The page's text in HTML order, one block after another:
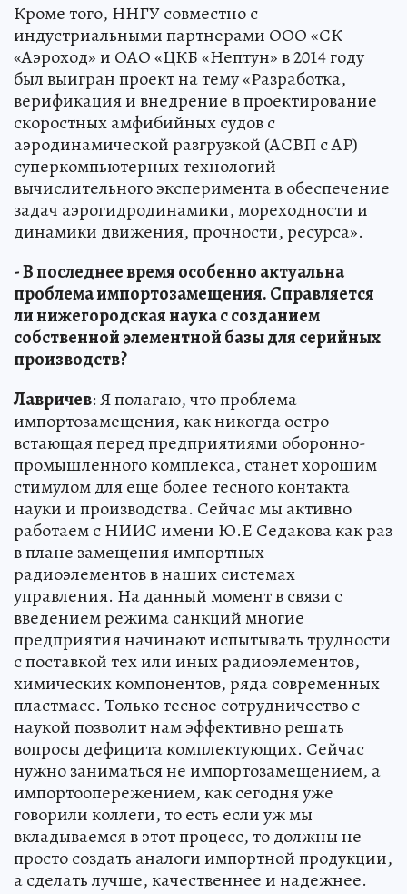
Кроме того, ННГУ совместно с
индустриальными партнерами ООО «СК
«Аэроход» и ОАО «ЦКБ «Нептун» в 2014 году
был выигран проект на тему «Разработка,
верификация и внедрение в проектирование
скоростных амфибийных судов с
аэродинамической разгрузкой (АСВП с АР)
суперкомпьютерных технологий
вычислительного эксперимента в обеспечение
задач аэрогидродинамики, мореходности и
динамики движения, прочности, ресурса».
- В последнее время особенно актуальна
проблема импортозамещения. Справляется
ли нижегородская наука с созданием
собственной элементной базы для серийных
производств?
Лавричев: Я полагаю, что проблема
импортозамещения, как никогда остро
встающая перед предприятиями оборонно-
промышленного комплекса, станет хорошим
стимулом для еще более тесного контакта
науки и производства. Сейчас мы активно
работаем с НИИС имени Ю.Е Седакова как раз
в плане замещения импортных
радиоэлементов в наших системах
управления. На данный момент в связи с
введением режима санкций многие
предприятия начинают испытывать трудности
с поставкой тех или иных радиоэлементов,
химических компонентов, ряда современных
пластмасс. Только тесное сотрудничество с
наукой позволит нам эффективно решать
вопросы дефицита комплектующих. Сейчас
нужно заниматься не импортозамещением, а
импортоопережением, как сегодня уже
говорили коллеги, то есть если уж мы
вкладываемся в этот процесс, то должны не
просто создать аналоги импортной продукции,
а сделать лучше, качественнее и надежнее.